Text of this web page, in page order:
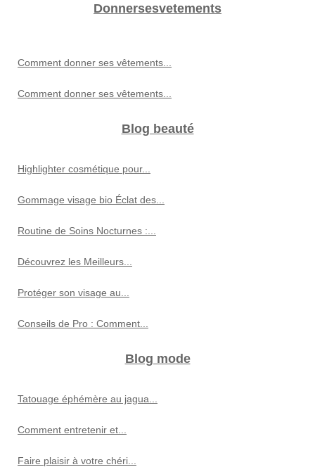
Donnersesvetements
Comment donner ses vêtements...
Comment donner ses vêtements...
Blog beauté
Highlighter cosmétique pour...
Gommage visage bio Éclat des...
Routine de Soins Nocturnes :...
Découvrez les Meilleurs...
Protéger son visage au...
Conseils de Pro : Comment...
Blog mode
Tatouage éphémère au jagua...
Comment entretenir et...
Faire plaisir à votre chéri...